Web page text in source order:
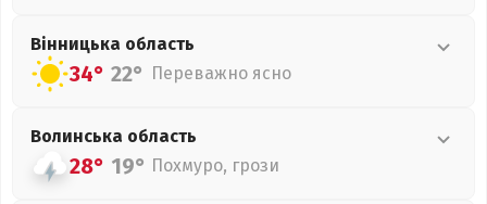
Вінницька область
34° 22° Переважно ясно
Волинська область
28° 19° Похмуро, грози